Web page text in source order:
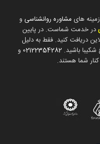
مشاوره روانشناسی و
در خدمت شماست. در پایین
دریافت کنید. فقط به دلیل
باشید. 02122354282 و
شما هستند.